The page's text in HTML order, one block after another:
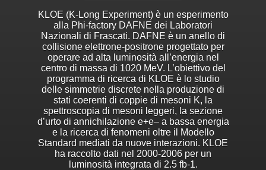
KLOE (K-Long Experiment) è un esperimento
alla Phi-factory DAFNE dei Laboratori
Nazionali di Frascati. DAFNE è un anello di
collisione elettrone-positrone progettato per
operare ad alta luminosità all’energia nel
centro di massa di 1020 MeV. L’obiettivo del
programma di ricerca di KLOE è lo studio
delle simmetrie discrete nella produzione di
stati coerenti di coppie di mesoni K, la
spettroscopia di mesoni leggeri, la sezione
d’urto di annichilazione e+e– a bassa energia
e la ricerca di fenomeni oltre il Modello
Standard mediati da nuove interazioni. KLOE
ha raccolto dati nel 2000-2006 per un
luminosità integrata di 2.5 fb-1.